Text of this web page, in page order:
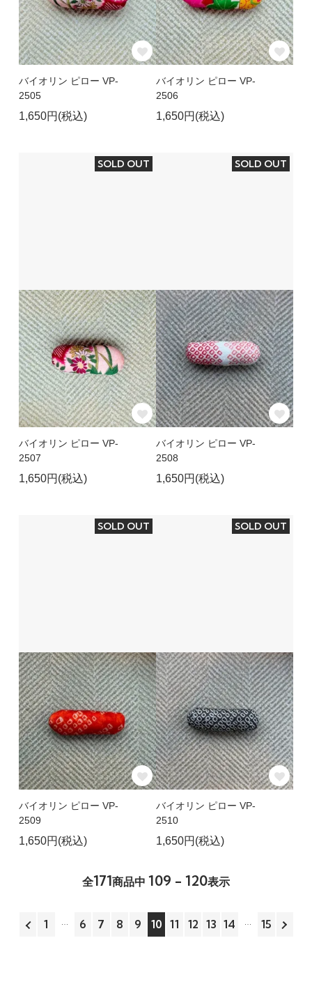
バイオリン ピロー VP-
2505
1,650円(税込)
バイオリン ピロー VP-
2506
1,650円(税込)
SOLD OUT
バイオリン ピロー VP-
2507
1,650円(税込)
SOLD OUT
バイオリン ピロー VP-
2508
1,650円(税込)
SOLD OUT
バイオリン ピロー VP-
2509
1,650円(税込)
SOLD OUT
バイオリン ピロー VP-
2510
1,650円(税込)
全171商品中 109 - 120表示
1 6 7 8 9 10 11 12 13 14 15